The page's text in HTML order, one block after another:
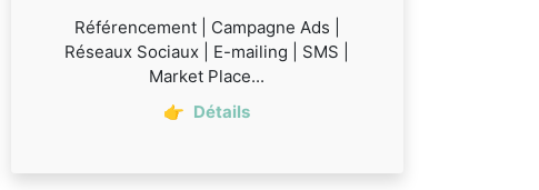
Référencement | Campagne Ads |
Réseaux Sociaux | E-mailing | SMS |
Market Place...
👉 Détails